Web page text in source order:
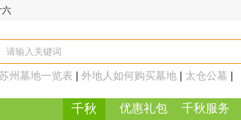
六
州墓地一览表 | 外地人如何购买墓地 | 太仓公墓 |
千秋
优惠礼包 千秋服务